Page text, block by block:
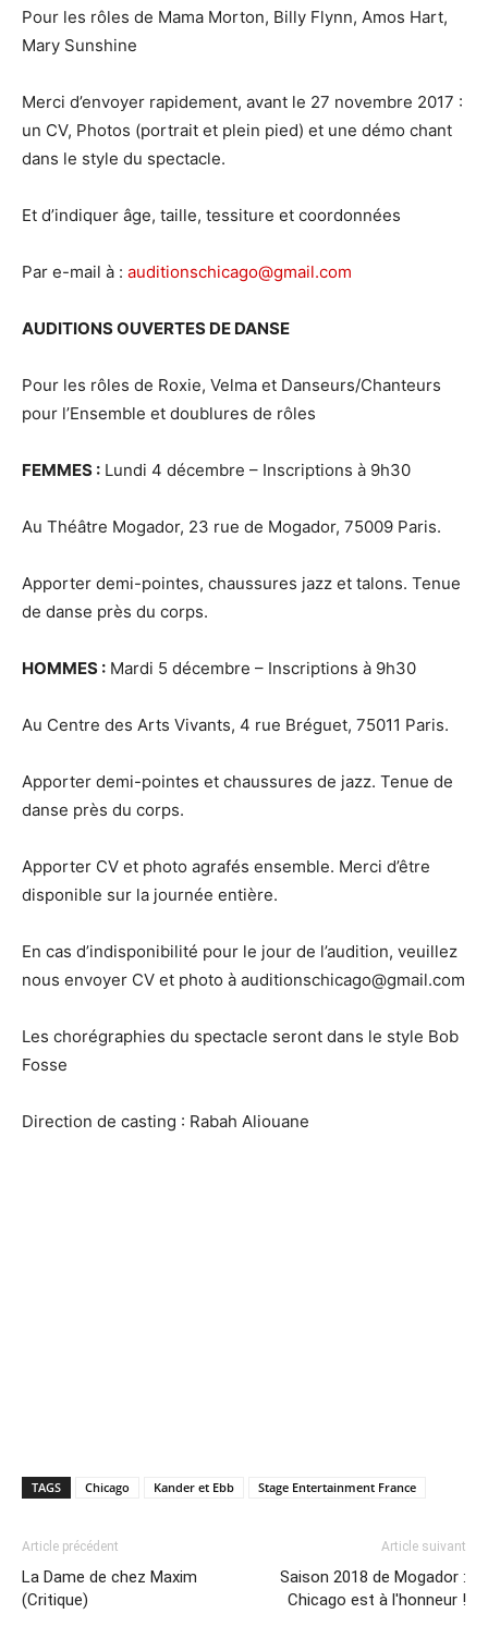
Pour les rôles de Mama Morton, Billy Flynn, Amos Hart,
Mary Sunshine
Merci d’envoyer rapidement, avant le 27 novembre 2017 :
un CV, Photos (portrait et plein pied) et une démo chant
dans le style du spectacle.
Et d’indiquer âge, taille, tessiture et coordonnées
Par e-mail à : auditionschicago@gmail.com
AUDITIONS OUVERTES DE DANSE
Pour les rôles de Roxie, Velma et Danseurs/Chanteurs
pour l’Ensemble et doublures de rôles
FEMMES : Lundi 4 décembre – Inscriptions à 9h30
Au Théâtre Mogador, 23 rue de Mogador, 75009 Paris.
Apporter demi-pointes, chaussures jazz et talons. Tenue
de danse près du corps.
HOMMES : Mardi 5 décembre – Inscriptions à 9h30
Au Centre des Arts Vivants, 4 rue Bréguet, 75011 Paris.
Apporter demi-pointes et chaussures de jazz. Tenue de
danse près du corps.
Apporter CV et photo agrafés ensemble. Merci d’être
disponible sur la journée entière.
En cas d’indisponibilité pour le jour de l’audition, veuillez
nous envoyer CV et photo à auditionschicago@gmail.com
Les chorégraphies du spectacle seront dans le style Bob
Fosse
Direction de casting : Rabah Aliouane
TAGS Chicago Kander et Ebb Stage Entertainment France
Article précédent
La Dame de chez Maxim
(Critique)
Article suivant
Saison 2018 de Mogador :
Chicago est à l'honneur !